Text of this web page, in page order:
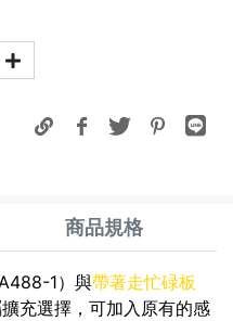
商品規格
1）與帶著走忙碌板
充選擇，可加入原有的感